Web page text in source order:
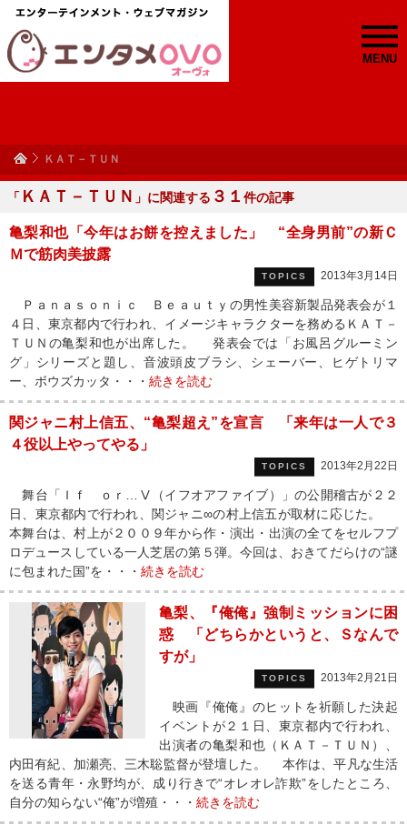
MENU
ＫＡＴ－ＴＵＮ
「 ＫＡＴ－ＴＵＮ 」に関連する ３１ 件の記事
亀梨和也「今年はお餅を控えました」 “全身男前”の新Ｃ
Ｍで筋肉美披露
TOPICS 2013年3月14日
Ｐａｎａｓｏｎｉｃ Ｂｅａｕｔｙの男性美容新製品発表会が１
４日、東京都内で行われ、イメージキャラクターを務めるＫＡＴ－
ＴＵＮの亀梨和也が出席した。 発表会では「お風呂グルーミン
グ」シリーズと題し、音波頭皮ブラシ、シェーバー、ヒゲトリマ
ー、ボウズカッタ・・・ 続きを読む
関ジャニ村上信五、“亀梨超え”を宣言 「来年は一人で３
４役以上やってやる」
TOPICS 2013年2月22日
舞台「Ｉｆ ｏｒ…Ⅴ（イフオアファイブ）」の公開稽古が２２
日、東京都内で行われ、関ジャニ∞の村上信五が取材に応じた。
本舞台は、村上が２００９年から作・演出・出演の全てをセルフプ
ロデュースしている一人芝居の第５弾。今回は、おきてだらけの“謎
に包まれた国”を・・・ 続きを読む
亀梨、『俺俺』強制ミッションに困
惑 「どちらかというと、Ｓなんで
すが」
TOPICS 2013年2月21日
映画『俺俺』のヒットを祈願した決起
イベントが２１日、東京都内で行われ、
出演者の亀梨和也（ＫＡＴ－ＴＵＮ）、
内田有紀、加瀬亮、三木聡監督が登壇した。 本作は、平凡な生活
を送る青年・永野均が、成り行きで“オレオレ詐欺”をしたところ、
自分の知らない“俺”が増殖・・・ 続きを読む